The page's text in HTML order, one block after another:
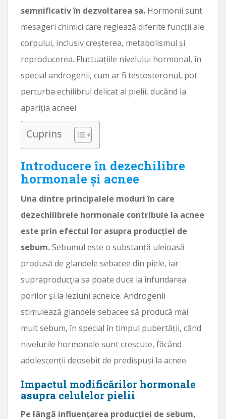
semnificativ în dezvoltarea sa. Hormonii sunt
mesageri chimici care reglează diferite funcții ale
corpului, inclusiv creșterea, metabolismul și
reproducerea. Fluctuațiile nivelului hormonal, în
special androgenii, cum ar fi testosteronul, pot
perturba echilibrul delicat al pielii, ducând la
apariția acneei.
Cuprins
Introducere în dezechilibre
hormonale și acnee
Una dintre principalele moduri în care
dezechilibrele hormonale contribuie la acnee
este prin efectul lor asupra producției de
sebum.Sebumul este o substanță uleioasă
produsă de glandele sebacee din piele, iar
supraproducția sa poate duce la înfundarea
porilor și la leziuni acneice. Androgenii
stimulează glandele sebacee să producă mai
mult sebum, în special în timpul pubertății, când
nivelurile hormonale sunt crescute, făcând
adolescenții deosebit de predispuși la acnee.
Impactul modificărilor hormonale
asupra celulelor pielii
Pe lângă influențarea producției de sebum,